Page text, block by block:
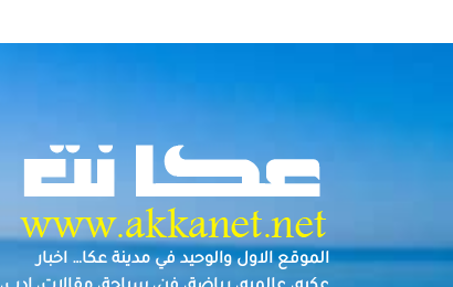
الموقع الاول والوحيد في مدينة عكا… اخبار